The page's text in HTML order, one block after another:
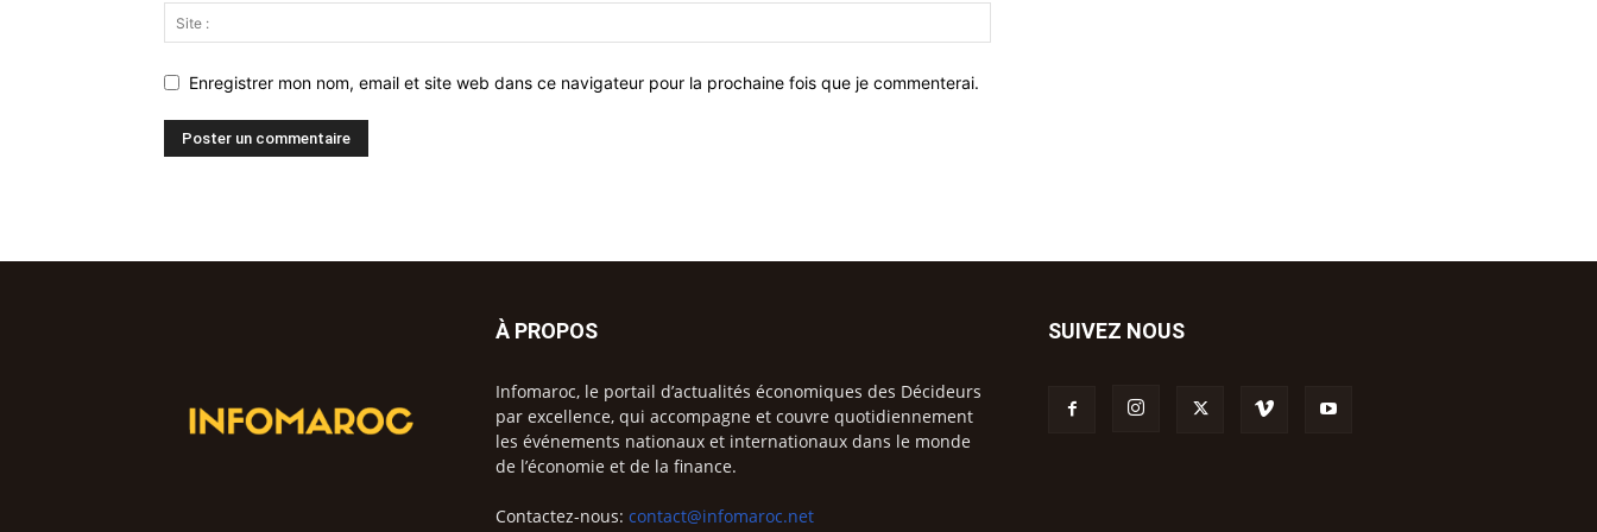
Enregistrer mon nom, email et site web dans ce navigateur pour la prochaine fois que je commenterai.
À PROPOS
Infomaroc, le portail d’actualités économiques des Décideurs
par excellence, qui accompagne et couvre quotidiennement
les événements nationaux et internationaux dans le monde
de l’économie et de la finance.
Contactez-nous: contact@infomaroc.net
SUIVEZ NOUS